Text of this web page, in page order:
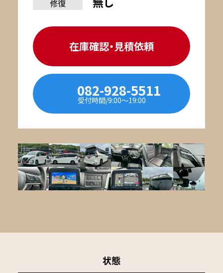
修復
在庫確認・見積依頼
082-928-5511
受付時間/9:00〜19:00
状態